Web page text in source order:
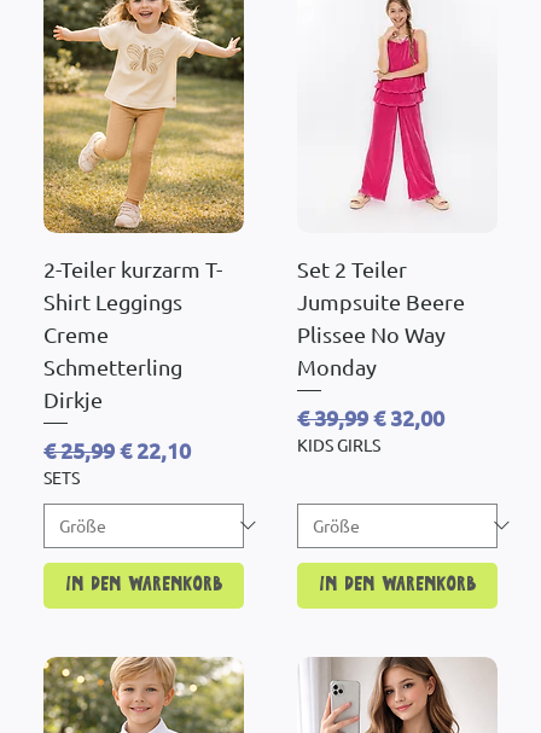
2-Teiler kurzarm T-
Shirt Leggings
Creme
Schmetterling
Dirkje
Standardpreis
€ 25,99Sale-Preis
€ 22,10
SETS
In den Warenkorb
Set 2 Teiler
Jumpsuite Beere
Plissee No Way
Monday
Standardpreis
€ 39,99Sale-Preis
€ 32,00
KIDS GIRLS
In den Warenkorb